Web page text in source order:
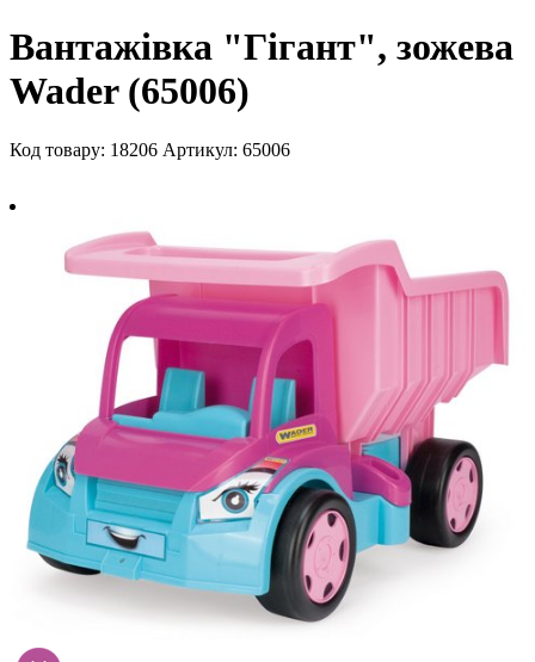
Вантажівка "Гігант", зожева
Wader (65006)
Код товару: 18206 Артикул: 65006